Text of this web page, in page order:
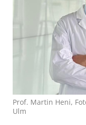
Prof. Martin Heni,
Ulm